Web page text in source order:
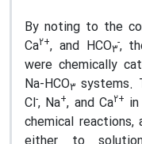
By noting to the
Ca2+, and HCO3-,
were chemically
Na-HCO3 systems.
Cl-, Na+, and Ca2+
chemical reactions,